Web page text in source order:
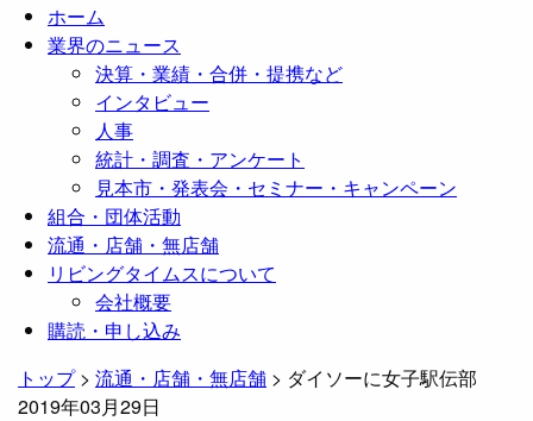
ホーム
業界のニュース
決算・業績・合併・提携など
インタビュー
人事
統計・調査・アンケート
見本市・発表会・セミナー・キャンペーン
組合・団体活動
流通・店舗・無店舗
リビングタイムスについて
会社概要
購読・申し込み
トップ> 流通・店舗・無店舗 > ダイソーに女子駅伝部
2019年03月29日